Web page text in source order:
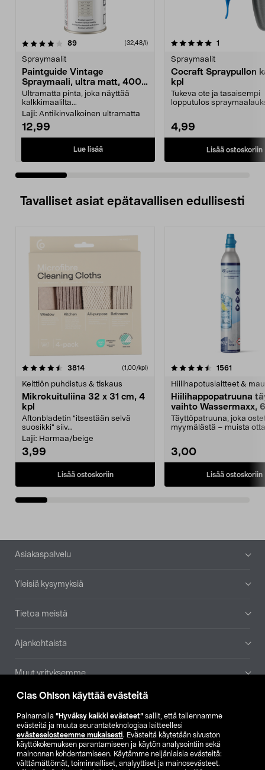
Clas Ohlson käyttää evästeitä
Painamalla ”Hyväksy kaikki evästeet” sallit, että tallennamme
evästeitä ja muuta seurantateknologiaa laitteellesi
evästeselosteemme mukaisesti. Evästeitä käytetään sivuston
käyttökokemuksen parantamiseen ja käytön analysointiin sekä
mainonnan kohdentamiseen. Käytämme neljänlaisia evästeitä:
välttämättömät, toiminnalliset, analyyttiset ja mainosevästeet.
89arvostelut (32,48/l)
Spraymaalit
Paintguide Vintage
Spraymaali, ultra matt, 400
ml
Ultramatta pinta, joka näyttää
kalkkimaalilta...
Laji: Antiikinvalkoinen ultramatta
12,99
Lue lisää
5.0 viidestä
1
Spraymaalit
Cocraft Spraypullon
kpl
Tukeva ote ja tasaisempi
lopputulos
4,99
Lisää ostoskoriin
4.0 viidestä
Tavalliset asiat epätavallisen edullisesti
3814arvostelut (1,00/kpl)
Keittiön puhdistus & tiskaus
Mikrokuituliina 32 x 31 cm, 4
kpl
Aftonbladetin "itsestään selvä
suosikki" siiv...
Laji: Harmaa/beige
3,99
Lisää ostoskoriin
4.5viidestä
1561
Hiilihapotuslaitteet &
Hiilihappopatruuna
vaihto Wassermaxx,
Täyttöpatruuna, joka
myymälästä – muista
3,00
Lisää ostoskoriin
4.5viidestä
Alatunniste
Asiakaspalvelu
Yleisiä kysymyksiä
Tietoa meistä
Ajankohtaista
Muut yrityksemme
Etsi myymälä
SE NO FI
FI SV